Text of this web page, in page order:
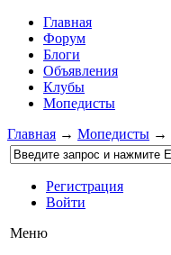
Главная
Форум
Блоги
Объявления
Клубы
Мопедисты
Главная → Мопедисты →
Регистрация
Войти
Меню